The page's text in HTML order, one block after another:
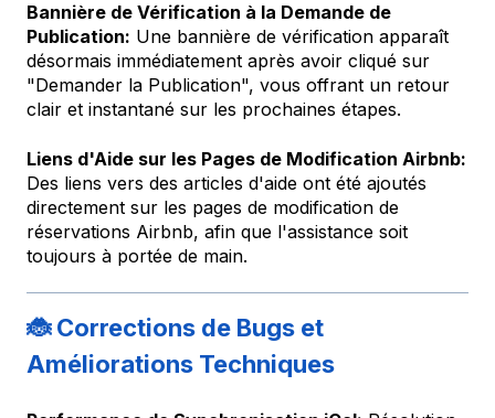
Bannière de Vérification à la Demande de
Publication: Une bannière de vérification apparaît
désormais immédiatement après avoir cliqué sur
"Demander la Publication", vous offrant un retour
clair et instantané sur les prochaines étapes.
Liens d'Aide sur les Pages de Modification Airbnb:
Des liens vers des articles d'aide ont été ajoutés
directement sur les pages de modification de
réservations Airbnb, afin que l'assistance soit
toujours à portée de main.
🐞 Corrections de Bugs et
Améliorations Techniques